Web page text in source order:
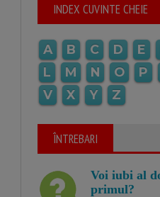
INDEX CUVINTE CHEIE
A B C D E
L
M N O P
V
X Y Z
ÎNTREBARI
Voi iubi al
primul?